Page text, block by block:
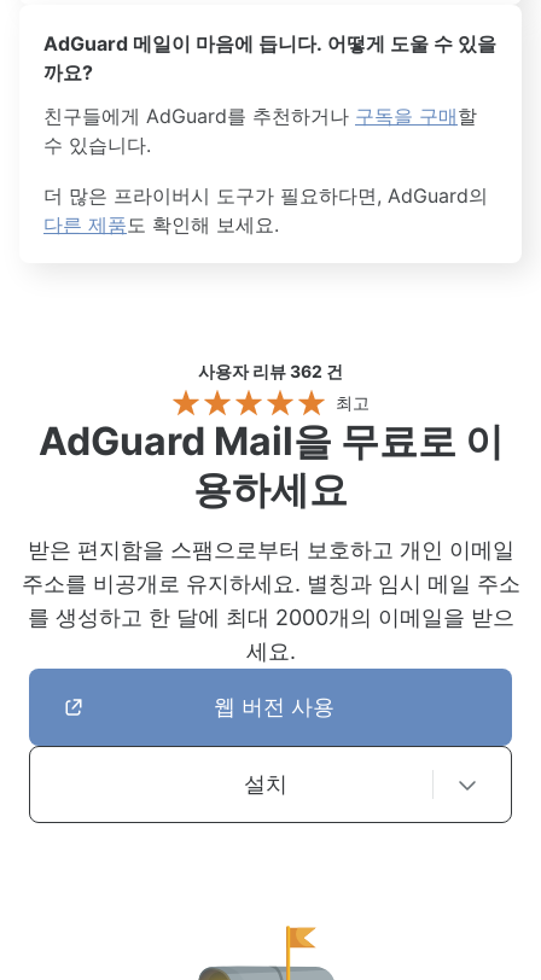
AdGuard 메일이 마음에 듭니다. 어떻게 도울 수 있을
까요?
친구들에게 AdGuard를 추천하거나 구독을 구매할
수 있습니다.
더 많은 프라이버시 도구가 필요하다면, AdGuard의
다른 제품 도 확인해 보세요.
사용자 리뷰 362 건
최고
AdGuard Mail을 무료로 이
용하세요
받은 편지함을 스팸으로부터 보호하고 개인 이메일
주소를 비공개로 유지하세요. 별칭과 임시 메일 주소
를 생성하고 한 달에 최대 2000개의 이메일을 받으
세요.
웹 버전 사용
설치